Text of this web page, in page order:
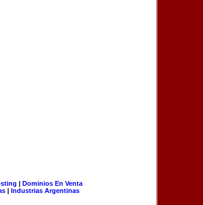
| Dominios En Venta
| Industrias Argentinas